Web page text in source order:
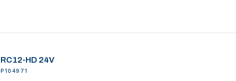
RC12-HD 24V
P104971